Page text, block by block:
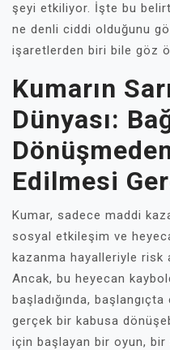
şeyi etkiliyor. İşte bu
ne denli ciddi olduğunu
işaretlerden biri bile göz
Kumarın
Dünyası:
Edilmesi
Kumar, sadece maddi
sosyal etkileşim ve
kazanma hayalleriyle risk
Ancak, bu heyecan
başladığında,
gerçek bir kabusa
için başlayan bir oyun, bir